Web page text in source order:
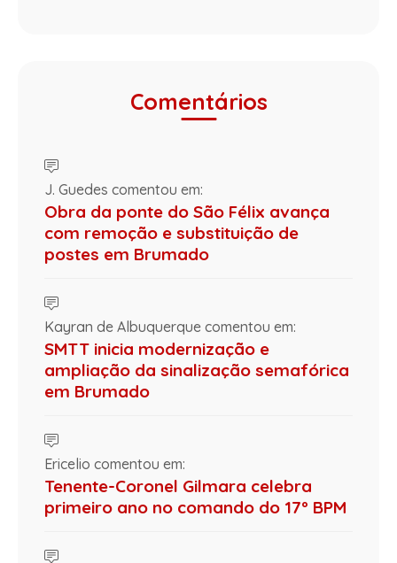
Comentários
J. Guedes comentou em:
Obra da ponte do São Félix avança
com remoção e substituição de
postes em Brumado
Kayran de Albuquerque comentou em:
SMTT inicia modernização e
ampliação da sinalização semafórica
em Brumado
Ericelio comentou em:
Tenente-Coronel Gilmara celebra
primeiro ano no comando do 17º BPM